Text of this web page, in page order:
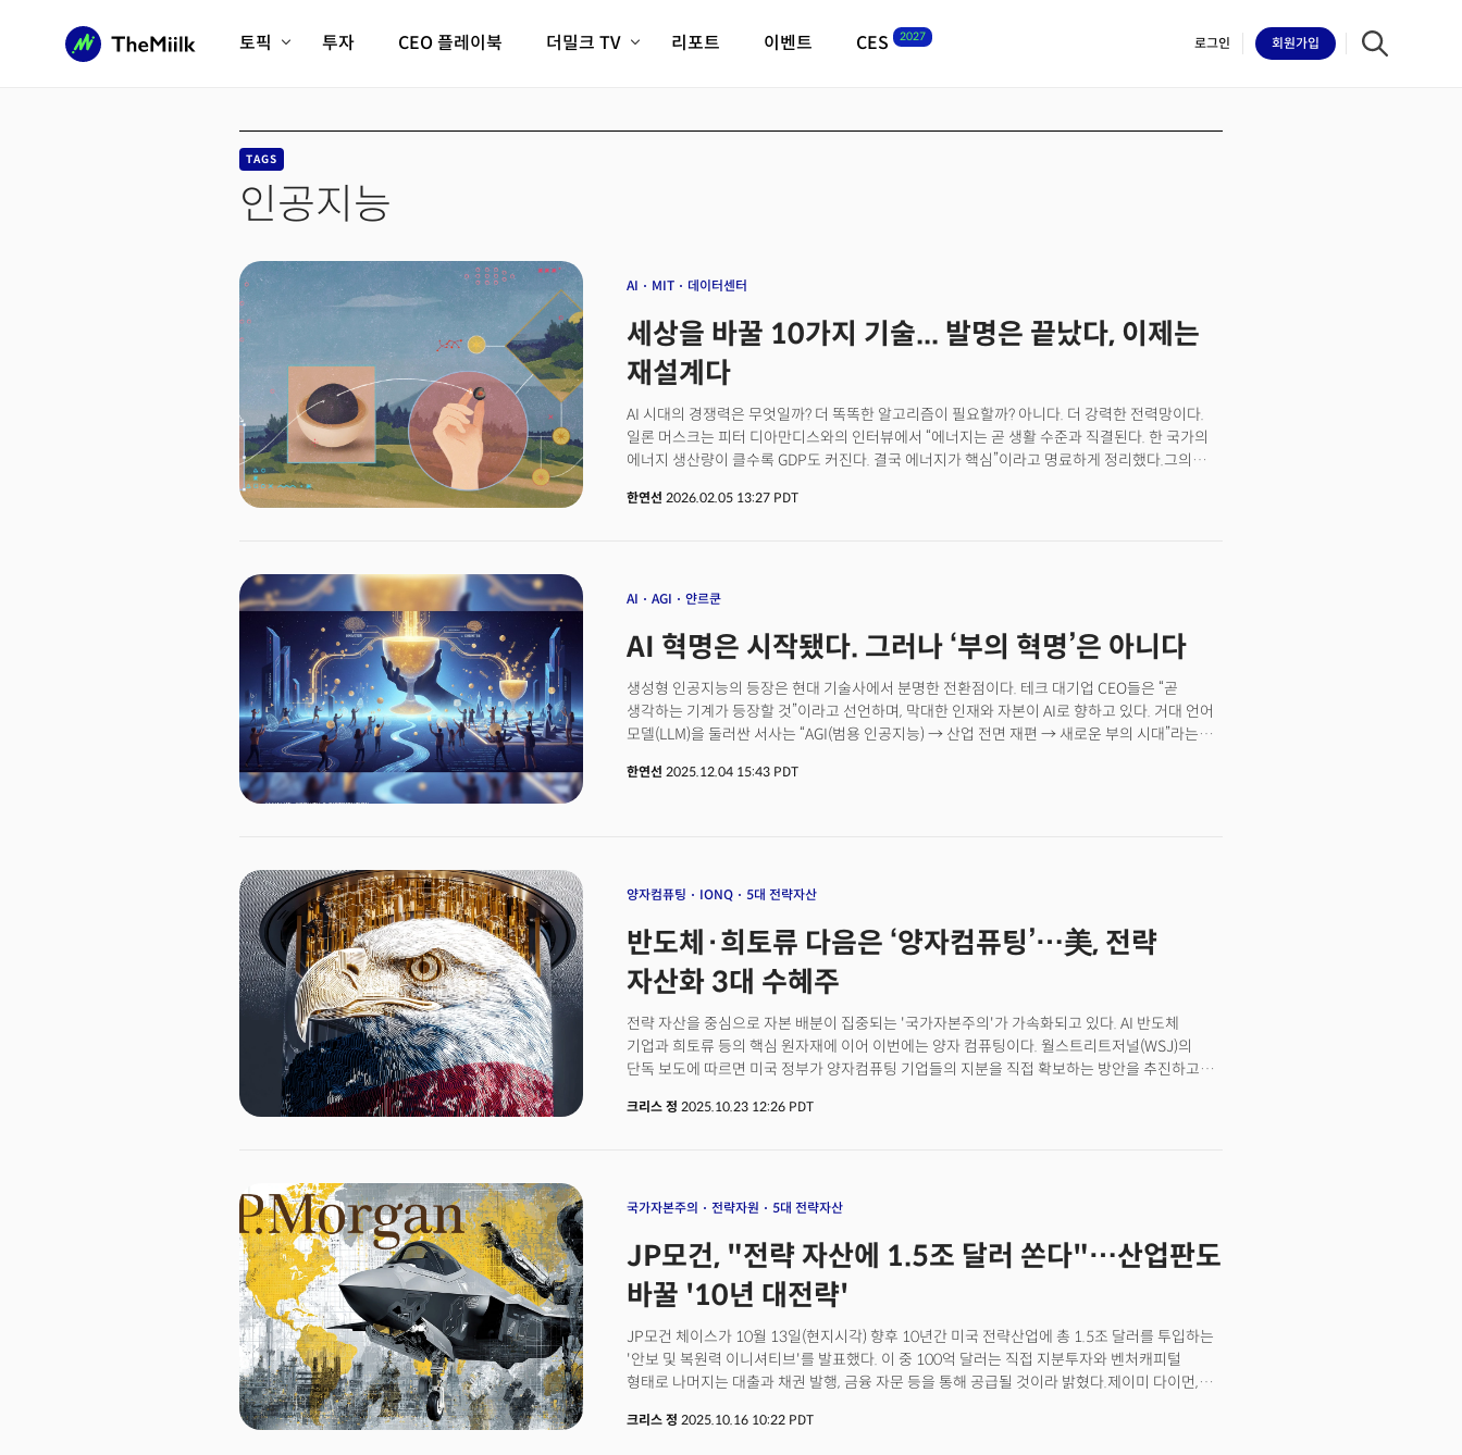
토픽
피지컬AI/로봇
AX비즈니스혁명
디지털자산
미래 교육/직업
전체 기사 보기
투자 CEO 플레이북 더밀크 TV
더밀크 아카데미
더웨이브/트렌드쇼
밸리토크
리포트 이벤트 CES 2027 로그인 회원가입
TAGS
인공지능
AI MIT 데이터센터
세상을 바꿀 10가지 기술... 발명은 끝났다, 이제는
재설계다
AI 시대의 경쟁력은 무엇일까? 더 똑똑한 알고리즘이 필요할까? 아니다. 더 강력한 전력망이다.
일론 머스크는 피터 디아만디스와의 인터뷰에서 “에너지는 곧 생활 수준과 직결된다. 한 국가의
에너지 생산량이 클수록 GDP도 커진다. 결국 에너지가 핵심”이라고 명료하게 정리했다.그의
소프트웨어가 아니라 인프라의 문제로 이동하고 있다.MIT가 발표한 2026년도 10대 혁신 기술
거버넌스, 윤리 체계를 다시 쓰는 문제로 바뀌었다. 혁신의 중심이 기능 개선에서 시스템
데이터센터, 원자력)의 문제로 넘어갔다.둘째, 생명과학은 연구가 아니라 개인 맞춤 치료를
둘러싼 규제·보험·윤리의 운영 문제로 발전했다.셋째, 디지털 기술은 생산성 도구를 넘어 관계
(컴패니언)와 책임(해석가능성)이라는 사회 규칙을 요구한다.넷째, 우주는 탐사가 아니라 상업
운영(정거장, 연구, 제조) 시장으로 이동 중이다.2026년의 핵심 질문은 ‘확산될 때 무엇이
바뀌는가, 누가 비용을 지는가, 누가 책임지는가’다. 기업 관점에서는 기술 도입보다 더 큰 과제가
한연선 2026.02.05 13:27 PDT
AI AGI 얀르쿤
AI 혁명은 시작됐다. 그러나 ‘부의 혁명’은 아니다
생성형 인공지능의 등장은 현대 기술사에서 분명한 전환점이다. 테크 대기업 CEO들은 “곧
생각하는 기계가 등장할 것”이라고 선언하며, 막대한 인재와 자본이 AI로 향하고 있다. 거대 언어
모델(LLM)을 둘러싼 서사는 “AGI(범용 인공지능) → 산업 전면 재편 → 새로운 부의 시대”라는
커리어 전망을 지나치게 단순화하는 경향이 있다. 기술적 측면에서, 현재의 LLM은 우리가 말하는
억만장자가 됐다. 지금 시점에서 경영자·투자자·개인이 “AI에 올라타면 인생이 바뀐다”는 기대를
꿈’을 걷어내고, 경영자와 지식 노동자가 현실적인 기회를 어디에서 찾아야 하는지 찾아야 하는
한연선 2025.12.04 15:43 PDT
양자컴퓨팅 IONQ 5대 전략자산
반도체·희토류 다음은 ‘양자컴퓨팅’…美, 전략
자산화 3대 수혜주
전략 자산을 중심으로 자본 배분이 집중되는 '국가자본주의'가 가속화되고 있다. AI 반도체
기업과 희토류 등의 핵심 원자재에 이어 이번에는 양자 컴퓨팅이다. 월스트리트저널(WSJ)의
단독 보도에 따르면 미국 정부가 양자컴퓨팅 기업들의 지분을 직접 확보하는 방안을 추진하고
과 D-웨이브 퀀텀(QBTS)등 양자컴퓨팅 기업들과 연방 자금을 지원하고 그 대가로 지분을
양자컴퓨팅 기업 임원과 에너지부 고위직을 지낸 이력이 있는 것으로 알려졌다. 다만 상무부
Quantum Technology)는 이번 자금 지원 대상이 아니라고 밝혔다.퀀텀 컴퓨팅에 대한 미
정부의 개입은 '전략 자원'에 대한 경쟁력을 확보하기 위한 국가 차원의 지원을 강화하는 조치의
연장선상에 있다. 이미 미국은 반도체 기업인 인텔에 대해 지원금 90억 달러를 지분으로 전환,
어메리카스(LAC)에 대한 자금 지원 및 지분 참여를 발표한 바 있다. 결국 이는 전략자산으로
분류되는 주요 기술과 자원에 대해 정부가 직접 자본을 투입하고 지배력을 확보하는
'국가자본주의' 모델이 반도체, 희토류, 리튬에 이어 양자컴퓨팅으로 확장되고 있음을 시사한다.
크리스 정 2025.10.23 12:26 PDT
국가자본주의 전략자원 5대 전략자산
JP모건, "전략 자산에 1.5조 달러 쏜다"…산업판도
바꿀 '10년 대전략'
JP모건 체이스가 10월 13일(현지시각) 향후 10년간 미국 전략산업에 총 1.5조 달러를 투입하는
'안보 및 복원력 이니셔티브'를 발표했다. 이 중 100억 달러는 직접 지분투자와 벤처캐피털
형태로 나머지는 대출과 채권 발행, 금융 자문 등을 통해 공급될 것이라 밝혔다.제이미 다이먼,
때문이 아닌 "100% 상업적 결정"이라고 강조했다. 실제로 트럼프 행정부의 정책과 연관성에
크리스 정 2025.10.16 10:22 PDT